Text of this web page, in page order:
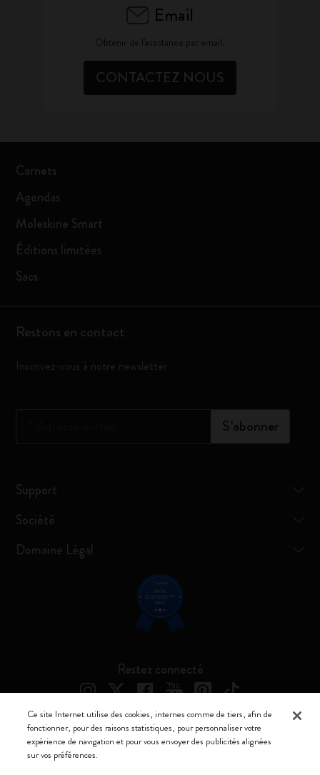
Email
Obtenir de l'assistance par email.
CONTACTEZ NOUS
Carnets
Agendas
Moleskine Smart
Éditions limitées
Sacs
Restons en contact
Inscrivez-vous à notre newsletter
S’abonner
Support
Société
Domaine Légal
Restez connecté
Moleskine ® est une marque enregistrée de Moleskine Srl a socio unico
Ce site Internet utilise des cookies, internes comme de tiers, afin de
fonctionner, pour des raisons statistiques, pour personnaliser votre
expérience de navigation et pour vous envoyer des publicités alignées
sur vos préférences.